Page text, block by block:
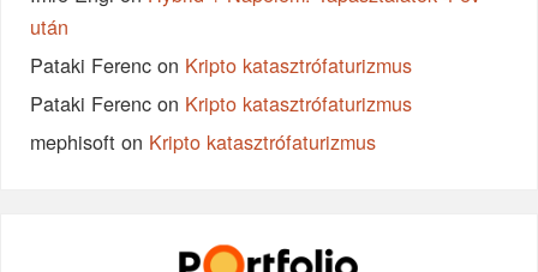
után
Pataki Ferenc on Kripto katasztrófaturizmus
Pataki Ferenc on Kripto katasztrófaturizmus
mephisoft on Kripto katasztrófaturizmus